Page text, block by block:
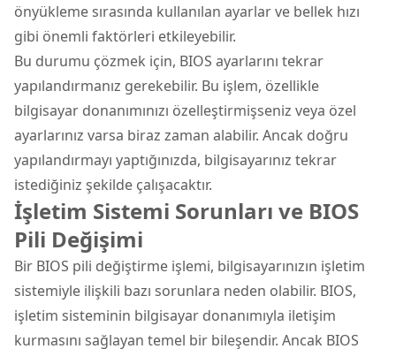
önyükleme sırasında kullanılan ayarlar ve bellek hızı
gibi önemli faktörleri etkileyebilir.
Bu durumu çözmek için, BIOS ayarlarını tekrar
yapılandırmanız gerekebilir. Bu işlem, özellikle
bilgisayar donanımınızı özelleştirmişseniz veya özel
ayarlarınız varsa biraz zaman alabilir. Ancak doğru
yapılandırmayı yaptığınızda, bilgisayarınız tekrar
istediğiniz şekilde çalışacaktır.
İşletim Sistemi Sorunları ve BIOS
Pili Değişimi
Bir BIOS pili değiştirme işlemi, bilgisayarınızın işletim
sistemiyle ilişkili bazı sorunlara neden olabilir. BIOS,
işletim sisteminin bilgisayar donanımıyla iletişim
kurmasını sağlayan temel bir bileşendir. Ancak BIOS